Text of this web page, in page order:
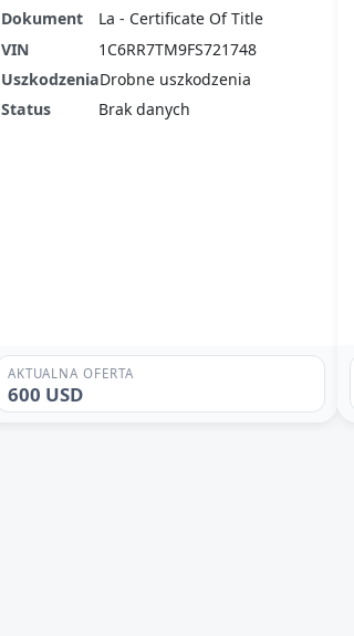
Dokument
La - Certificate Of Title
VIN
1C6RR7TM9FS721748
UszkodzeniaDrobne uszkodzenia
Status
Brak danych
AKTUALNA OFERTA
600 USD